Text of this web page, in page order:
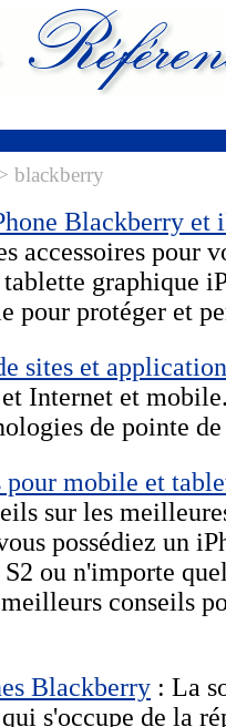
blackberry
Blackberry et
accessoires pour
tablette graphique
pour protéger et
sites et
Internet et
de pointe
pour mobile et
sur les
possédiez un
ou n'importe
conseils
Blackberry : La
s'occupe de la